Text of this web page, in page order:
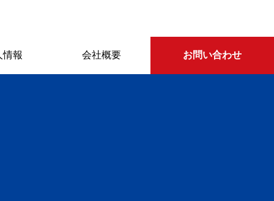
情報 会社概要 お問い合わせ